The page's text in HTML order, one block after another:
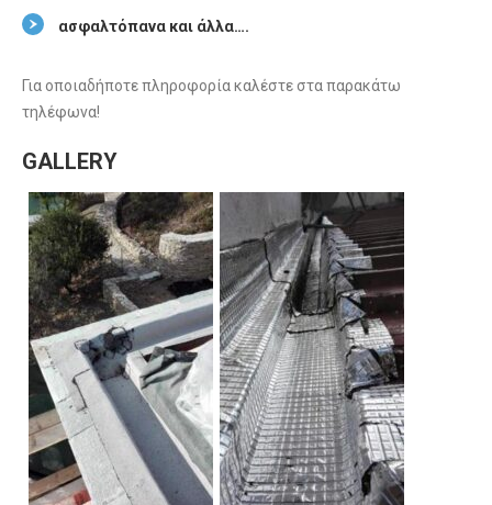
ασφαλτόπανα και άλλα….
Για οποιαδήποτε πληροφορία καλέστε στα παρακάτω
τηλέφωνα!
GALLERY